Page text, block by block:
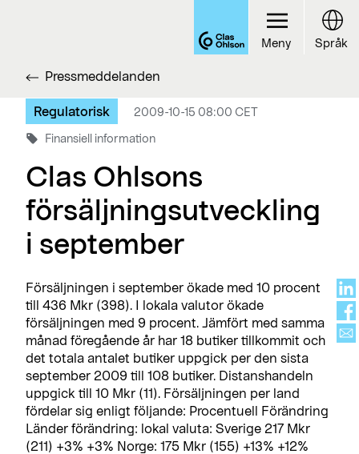
Pressmeddelanden
Regulatorisk
2009-10-15 08:00 CET
Finansiell information
Clas Ohlsons
försäljningsutveckling
i september
Försäljningen i september ökade med 10 procent
till 436 Mkr (398). I lokala valutor ökade
försäljningen med 9 procent. Jämfört med samma
månad föregående år har 18 butiker tillkommit och
det totala antalet butiker uppgick per den sista
september 2009 till 108 butiker. Distanshandeln
uppgick till 10 Mkr (11). Försäljningen per land
fördelar sig enligt följande: Procentuell Förändring
Länder förändring: lokal valuta: Sverige 217 Mkr
(211) +3% +3% Norge: 175 Mkr (155) +13% +12%
Meny Språk